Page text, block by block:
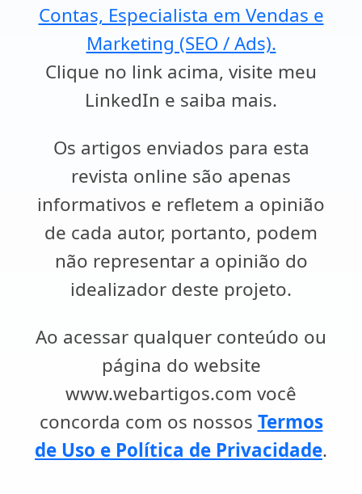
Contas, Especialista em Vendas e
Marketing (SEO / Ads).
Clique no link acima, visite meu
LinkedIn e saiba mais.
Os artigos enviados para esta
revista online são apenas
informativos e refletem a opinião
de cada autor, portanto, podem
não representar a opinião do
idealizador deste projeto.
Ao acessar qualquer conteúdo ou
página do website
www.webartigos.com você
concorda com os nossos Termos
de Uso e Política de Privacidade.